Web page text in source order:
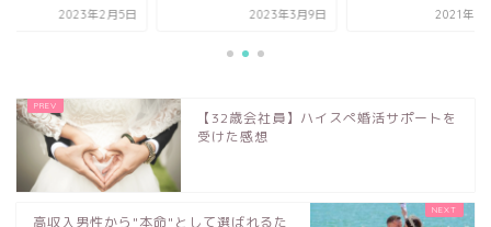
2023年2月5日 2023年3月9日 2021年8
【32歳会社員】ハイスぺ婚活サポートを
受けた感想
高収入男性から"本命"として選ばれるた